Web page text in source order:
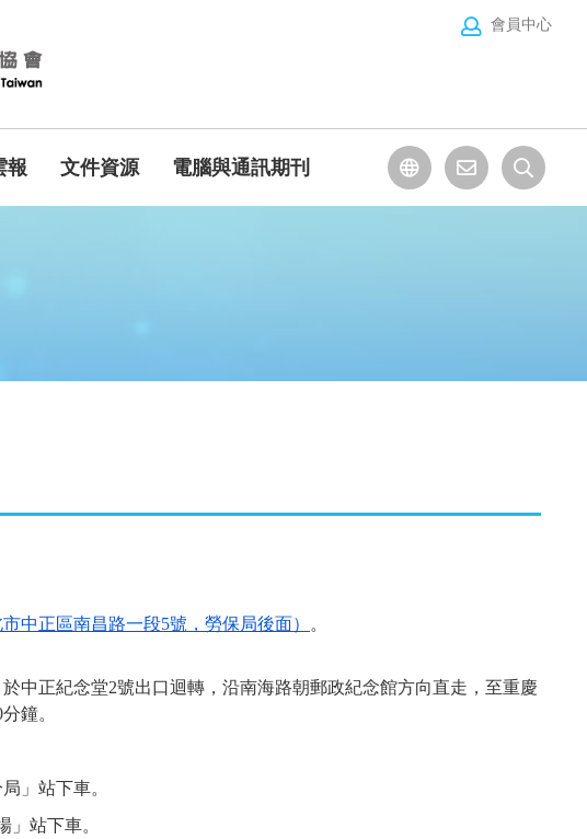
會員中心
報 文件資源 電腦與通訊期刊
中正區南昌路一段5號，勞保局後面）
。
中正紀念堂2號出口迴轉，沿南海路朝郵政紀念館方向直走，至重慶
鐘。
」站下車。
」站下車。